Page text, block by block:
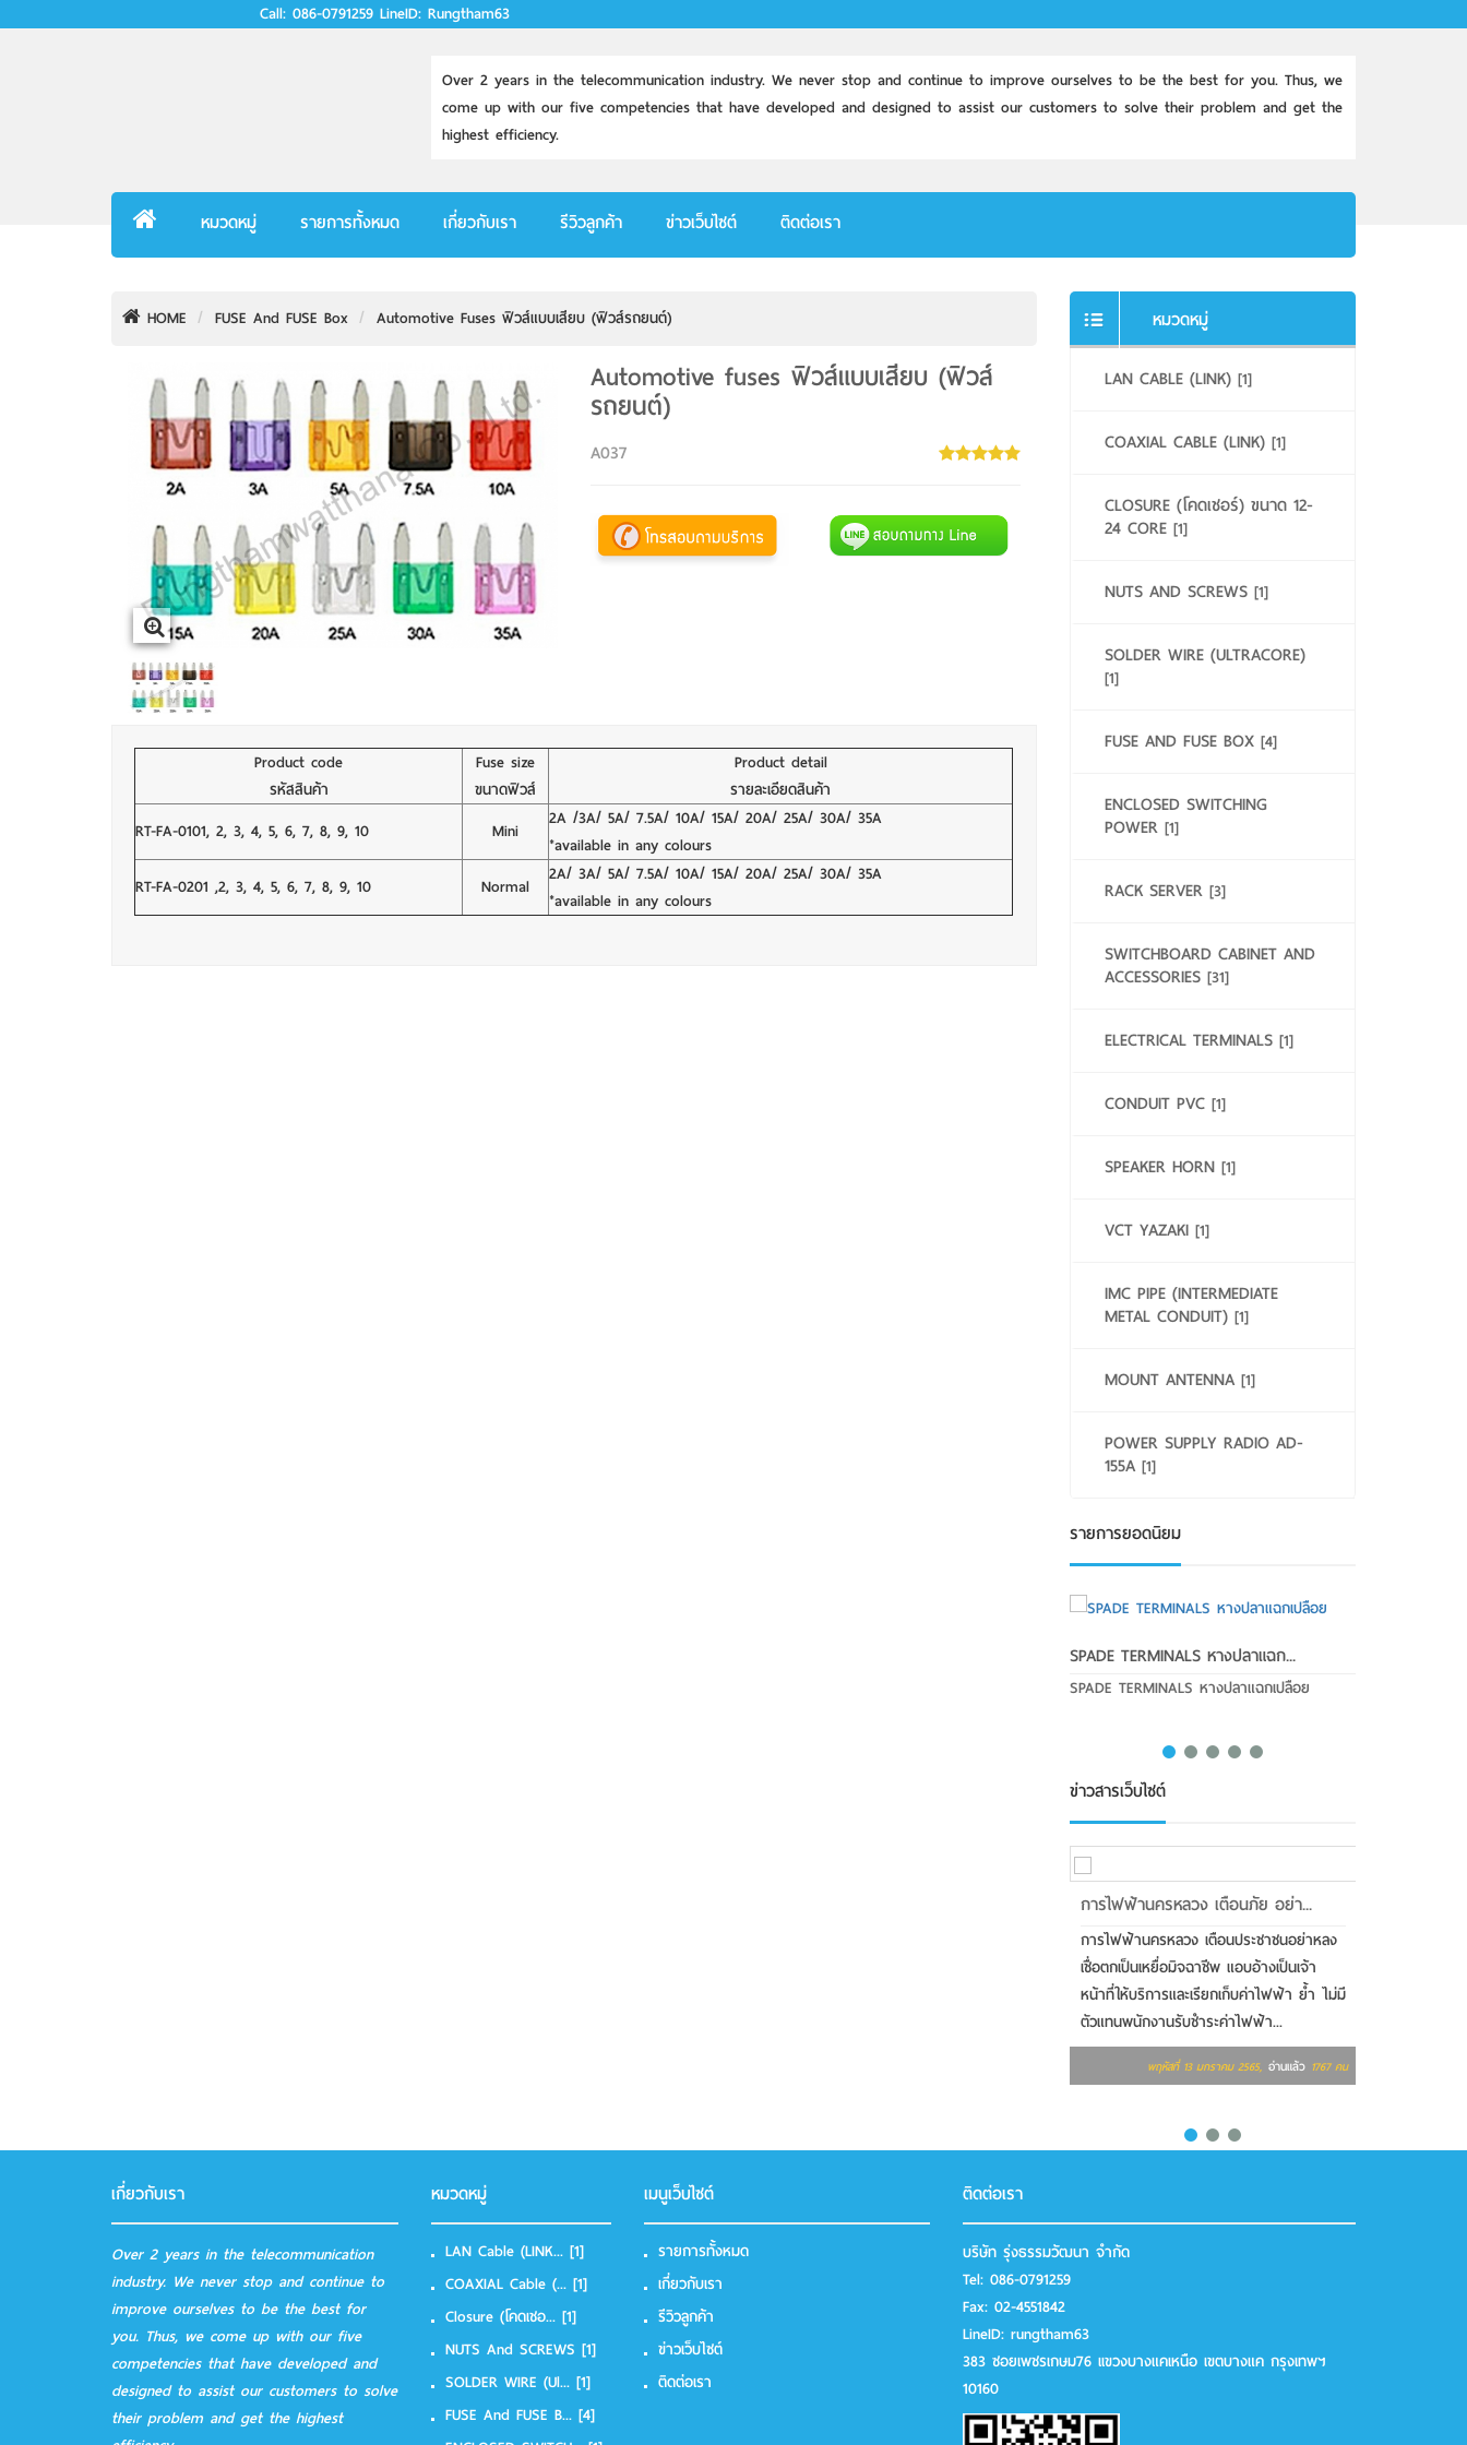
Call: 086-0791259 LineID: Rungtham63
Over 2 years in the telecommunication industry. We never stop and continue to improve ourselves to be the best for you. Thus, we
come up with our five competencies that have developed and designed to assist our customers to solve their problem and get the
highest efficiency.
หมวดหมู่ รายการทั้งหมด เกี่ยวกับเรา รีวิวลูกค้า ข่าวเว็บไซต์ ติดต่อเรา
HOME FUSE And FUSE Box Automotive Fuses ฟิวส์แบบเสียบ (ฟิวส์รถยนต์)
Automotive fuses ฟิวส์แบบเสียบ (ฟิวส์
รถยนต์)
A037
Product code
รหัสสินค้า
Fuse size
ขนาดฟิวส์
Product detail
รายละเอียดสินค้า
RT-FA-0101, 2, 3, 4, 5, 6, 7, 8, 9, 10
Mini
2A /3A/ 5A/ 7.5A/ 10A/ 15A/ 20A/ 25A/ 30A/ 35A
*available in any colours
RT-FA-0201 ,2, 3, 4, 5, 6, 7, 8, 9, 10
Normal
2A/ 3A/ 5A/ 7.5A/ 10A/ 15A/ 20A/ 25A/ 30A/ 35A
*available in any colours
หมวดหมู่
LAN CABLE (LINK) [1]
COAXIAL CABLE (LINK) [1]
CLOSURE (โคดเชอร์) ขนาด 12-
24 CORE [1]
NUTS AND SCREWS [1]
SOLDER WIRE (ULTRACORE)
[1]
FUSE AND FUSE BOX [4]
ENCLOSED SWITCHING
POWER [1]
RACK SERVER [3]
SWITCHBOARD CABINET AND
ACCESSORIES [31]
ELECTRICAL TERMINALS [1]
CONDUIT PVC [1]
SPEAKER HORN [1]
VCT YAZAKI [1]
IMC PIPE (INTERMEDIATE
METAL CONDUIT) [1]
MOUNT ANTENNA [1]
POWER SUPPLY RADIO AD-
155A [1]
รายการยอดนิยม
SPADE TERMINALS หางปลาแฉก...
SPADE TERMINALS หางปลาแฉกเปลือย
ข่าวสารเว็บไซต์
การไฟฟ้านครหลวง เตือนภัย อย่า...
การไฟฟ้านครหลวง เตือนประชาชนอย่าหลง
เชื่อตกเป็นเหยื่อมิจฉาชีพ แอบอ้างเป็นเจ้า
หน้าที่ให้บริการและเรียกเก็บค่าไฟฟ้า ย้ำ ไม่มี
ตัวแทนพนักงานรับชำระค่าไฟฟ้า...
พฤหัสที่ 13 มกราคม 2565, อ่านแล้ว 1767 คน
เกี่ยวกับเรา
Over 2 years in the telecommunication
industry. We never stop and continue to
improve ourselves to be the best for
you. Thus, we come up with our five
competencies that have developed and
designed to assist our customers to solve
their problem and get the highest
หมวดหมู่
LAN Cable (LINK... [1]
COAXIAL Cable (... [1]
Closure (โคดเชอ... [1]
NUTS And SCREWS [1]
SOLDER WIRE (Ul... [1]
FUSE And FUSE B... [4]
เมนูเว็บไซต์
รายการทั้งหมด
เกี่ยวกับเรา
รีวิวลูกค้า
ข่าวเว็บไซต์
ติดต่อเรา
ติดต่อเรา
บริษัท รุ่งธรรมวัฒนา จำกัด
Tel: 086-0791259
Fax: 02-4551842
LineID: rungtham63
383 ซอยเพชรเกษม76 เเขวงบางแคเหนือ เขตบางแค กรุงเทพฯ
10160